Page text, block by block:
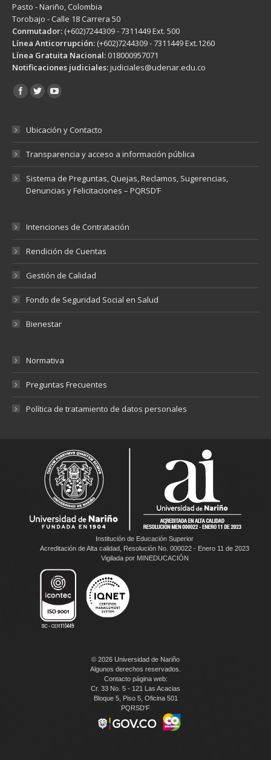
Pasto - Nariño, Colombia
Torobajo - Calle 18 Carrera 50
Conmutador: (+602)7244309 - 7311449 Ext. 500
Línea Anticorrupción: (+602)7244309 - 7311449 Ext.1260
Línea Gratuita Nacional: 018000957071
Notificaciones judiciales:judiciales@udenar.edu.co
Encuéntranos en:
Ubicación y Contacto
Transparencia y acceso a información pública
Sistema de Preguntas, Quejas, Reclamos, Sugerencias,
Denuncias y Felicitaciones – PQRSD’F
Intenciones de Contratación
Rendición de Cuentas
Gestión de Calidad
Fondo de Seguridad Social en Salud
Bienestar
Normativa
Preguntas Frecuentes
Política de tratamiento de datos personales
Institución de Educación Superior
Acreditación de Alta calidad, Resolución No. 000022 - Enero 11 de 2023
Vigilada por MINEDUCACIÓN
© 2026 Universidad de Nariño
Algunos derechos reservados.
Contacto página web:
Cr. 33 No. 5 - 121 Las Acacias
Bloque 5, Piso 5, Oficina 501
PQRSD'F